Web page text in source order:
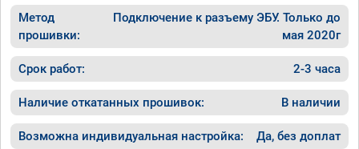
Метод
прошивки:
Подключение к разъему ЭБУ. Только до
мая 2020г
Срок работ: 2-3 часа
Наличие откатанных прошивок: В наличии
Возможна индивидуальная настройка: Да, без доплат